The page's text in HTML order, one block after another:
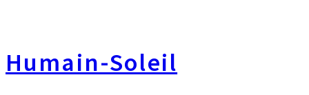
Humain-Soleil